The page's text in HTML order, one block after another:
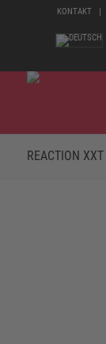
KONTAKT
REACTION